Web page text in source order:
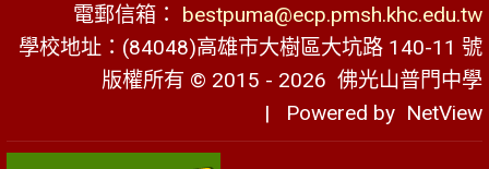
電郵信箱： bestpuma@ecp.pmsh.khc.edu.tw
學校地址：(84048)高雄市大樹區大坑路 140-11 號
版權所有 © 2015 - 2026 佛光山普門中學
| Powered by NetView